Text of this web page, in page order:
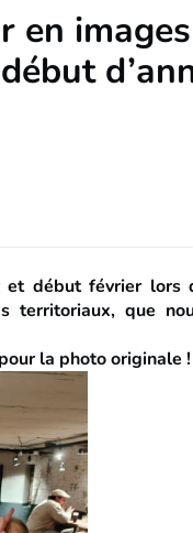
en
et début février lors
territoriaux, que
la photo originale !